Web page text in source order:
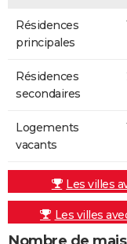
Résidences
principales
Résidences
secondaires
Logements
vacants
Les villes
Les villes